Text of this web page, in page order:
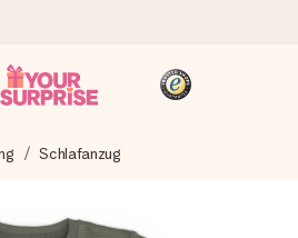
sorgfältig vor und schicken es
Schlafanzug